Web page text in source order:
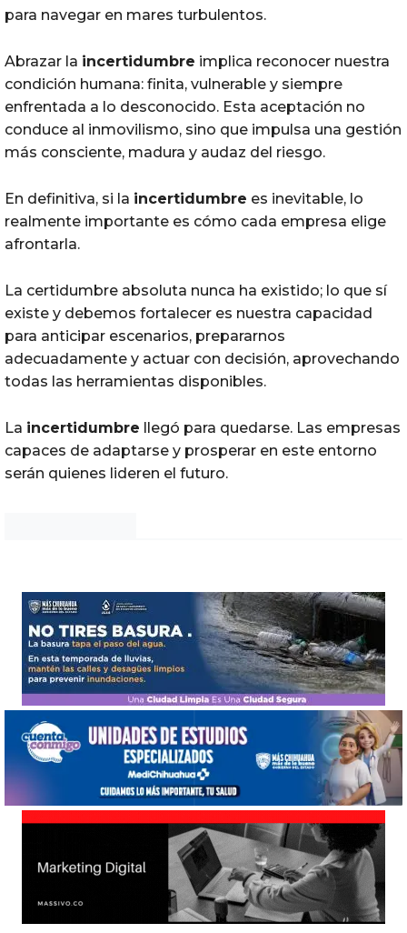
para navegar en mares turbulentos.
Abrazar la incertidumbre implica reconocer nuestra
condición humana: finita, vulnerable y siempre
enfrentada a lo desconocido. Esta aceptación no
conduce al inmovilismo, sino que impulsa una gestión
más consciente, madura y audaz del riesgo.
En definitiva, si la incertidumbre es inevitable, lo
realmente importante es cómo cada empresa elige
afrontarla.
La certidumbre absoluta nunca ha existido; lo que sí
existe y debemos fortalecer es nuestra capacidad
para anticipar escenarios, prepararnos
adecuadamente y actuar con decisión, aprovechando
todas las herramientas disponibles.
La incertidumbre llegó para quedarse. Las empresas
capaces de adaptarse y prosperar en este entorno
serán quienes lideren el futuro.